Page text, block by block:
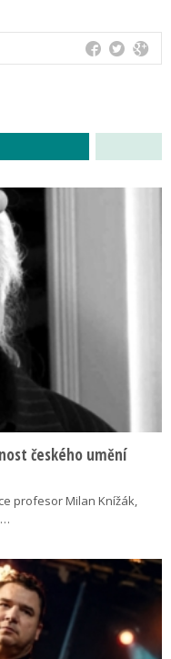
českého umění
profesor Milan Knížák,